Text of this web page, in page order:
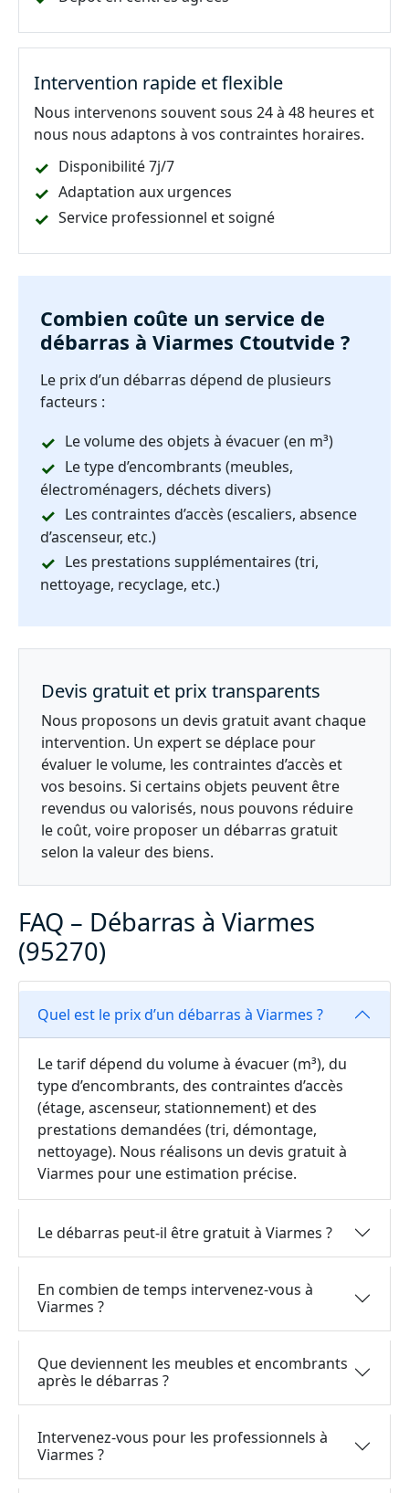
Intervention rapide et flexible
Nous intervenons souvent sous 24 à 48 heures et
nous nous adaptons à vos contraintes horaires.
Disponibilité 7j/7
Adaptation aux urgences
Service professionnel et soigné
Combien coûte un service de
débarras à Viarmes Ctoutvide ?
Le prix d’un débarras dépend de plusieurs
facteurs :
Le volume des objets à évacuer (en m³)
Le type d’encombrants (meubles,
électroménagers, déchets divers)
Les contraintes d’accès (escaliers, absence
d’ascenseur, etc.)
Les prestations supplémentaires (tri,
nettoyage, recyclage, etc.)
Devis gratuit et prix transparents
Nous proposons un devis gratuit avant chaque
intervention. Un expert se déplace pour
évaluer le volume, les contraintes d’accès et
vos besoins. Si certains objets peuvent être
revendus ou valorisés, nous pouvons réduire
le coût, voire proposer un débarras gratuit
selon la valeur des biens.
FAQ – Débarras à Viarmes
(95270)
Quel est le prix d’un débarras à Viarmes ?
Le tarif dépend du volume à évacuer (m³), du
type d’encombrants, des contraintes d’accès
(étage, ascenseur, stationnement) et des
prestations demandées (tri, démontage,
nettoyage). Nous réalisons un devis gratuit à
Viarmes pour une estimation précise.
Le débarras peut-il être gratuit à Viarmes ?
En combien de temps intervenez-vous à
Viarmes ?
Que deviennent les meubles et encombrants
après le débarras ?
Intervenez-vous pour les professionnels à
Viarmes ?